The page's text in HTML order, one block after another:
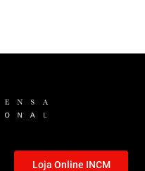
Loja Online INCM